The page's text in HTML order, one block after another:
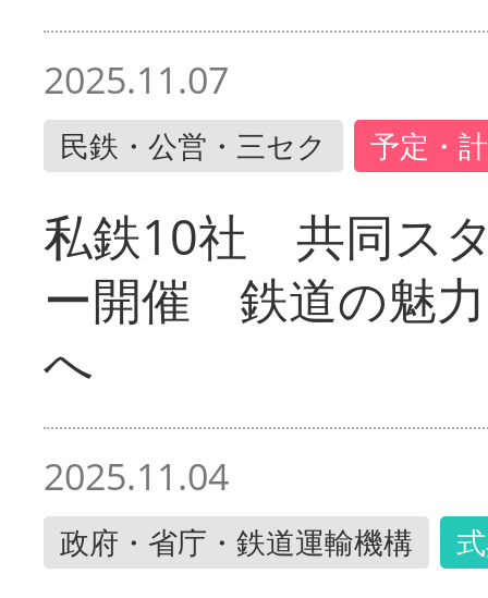
2025.11.07
民鉄・公営・三セク 予定・
私鉄10社 共同ス
ー開催 鉄道の魅
へ
2025.11.04
政府・省庁・鉄道運輸機構